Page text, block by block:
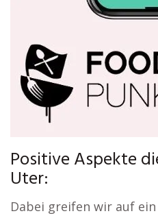
Positive Aspekte
Uter:
Dabei greifen wir auf